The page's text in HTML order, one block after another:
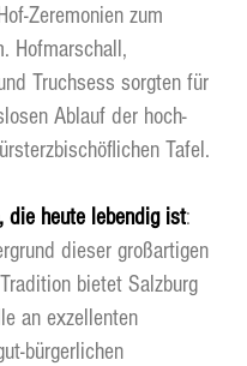
Zeremonien zum
Hofmarschall,
Truchsess sorgten für
Ablauf der hoch-
Tafel.
die heute lebendig ist:
dieser großartigen
bietet Salzburg
an exzellenten
bürgerlichen